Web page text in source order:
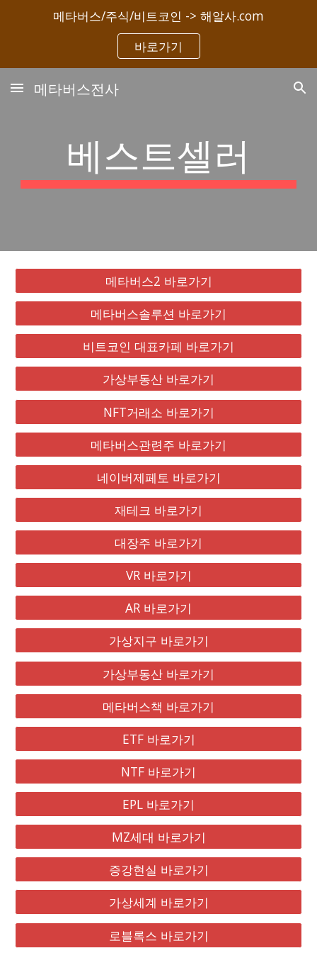
Skip to main content Skip to navigation
메타버스/주식/비트코인 -> 해알사.com
바로가기
메타버스전사
베스트셀러
메타버스2 바로가기
메타버스솔루션 바로가기
비트코인 대표카페 바로가기
가상부동산 바로가기
NFT거래소 바로가기
메타버스관련주 바로가기
네이버제페토 바로가기
재테크 바로가기
대장주 바로가기
VR 바로가기
AR 바로가기
가상지구 바로가기
가상부동산 바로가기
메타버스책 바로가기
ETF 바로가기
NTF 바로가기
EPL 바로가기
MZ세대 바로가기
증강현실 바로가기
가상세계 바로가기
로블록스 바로가기